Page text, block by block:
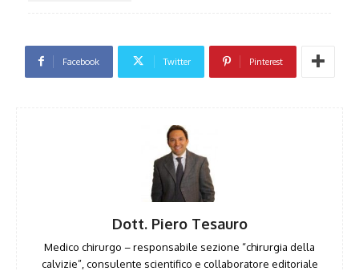
Facebook Twitter Pinterest
Dott. Piero Tesauro
Medico chirurgo – responsabile sezione “chirurgia della
calvizie”, consulente scientifico e collaboratore editoriale